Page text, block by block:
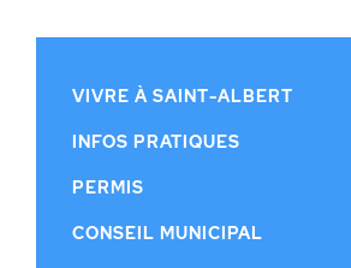
VIVRE À SAINT-ALBERT
INFOS PRATIQUES
PERMIS
CONSEIL MUNICIPAL